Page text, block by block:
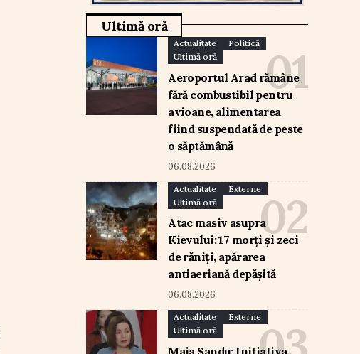
Ultimă oră
Actualitate
Politică
Ultimă oră
Aeroportul Arad rămâne
fără combustibil pentru
avioane, alimentarea
fiind suspendată de peste
o săptămână
06.08.2026
Actualitate
Externe
Ultimă oră
Atac masiv asupra
Kievului: 17 morți și zeci
de răniți, apărarea
antiaeriană depășită
06.08.2026
Actualitate
Externe
Ultimă oră
Maia Sandu: Inițiativa